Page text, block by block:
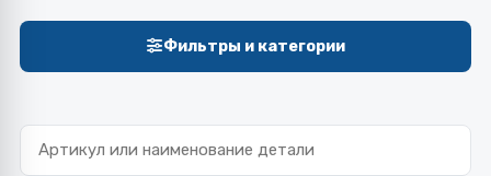
Фильтры и категории